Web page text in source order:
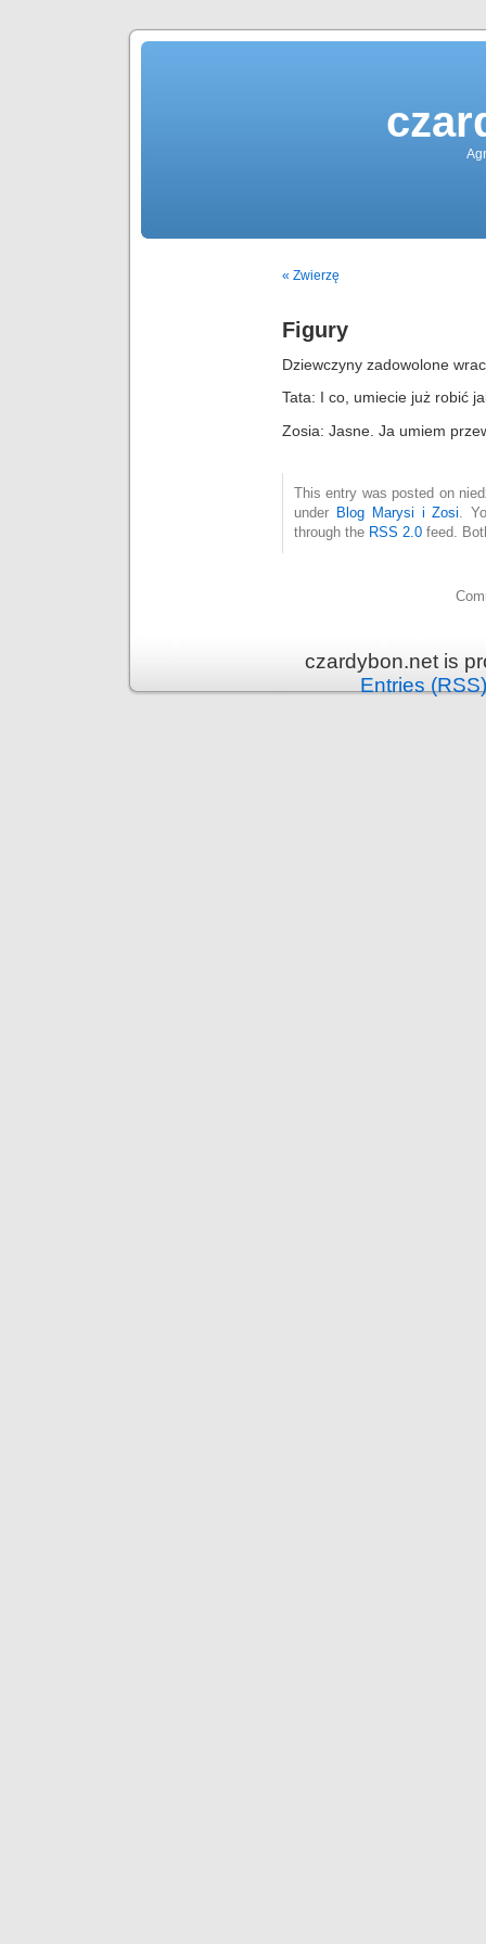
« Zwierzę
Figury
Dziewczyny zadowolone
Tata: I co, umiecie już robić
Zosia: Jasne. Ja umiem
This entry was posted on
under Blog Marysi i Zosi .
through the RSS 2.0 feed.
czardybon.net is
Entries (RSS)